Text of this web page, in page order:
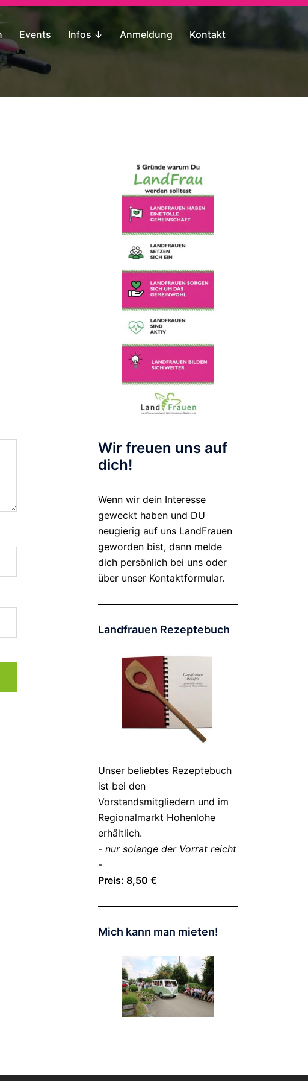
Events Infos ↓ Anmeldung
Kontakt
Wir freuen uns auf
dich!
Wenn wir dein Interesse
geweckt haben und DU
neugierig auf uns LandFrauen
geworden bist, dann melde
dich persönlich bei uns oder
über unser Kontaktformular.
Landfrauen Rezeptebuch
Unser beliebtes Rezeptebuch
ist bei den
Vorstandsmitgliedern und im
Regionalmarkt Hohenlohe
erhältlich.
- nur solange der Vorrat reicht
-
Preis: 8,50 €
Mich kann man mieten!